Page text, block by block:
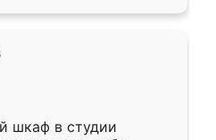
шкаф в студии